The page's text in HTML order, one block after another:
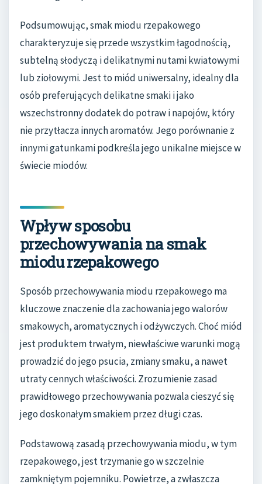
Podsumowując, smak miodu rzepakowego
charakteryzuje się przede wszystkim łagodnością,
subtelną słodyczą i delikatnymi nutami kwiatowymi
lub ziołowymi. Jest to miód uniwersalny, idealny dla
osób preferujących delikatne smaki i jako
wszechstronny dodatek do potraw i napojów, który
nie przytłacza innych aromatów. Jego porównanie z
innymi gatunkami podkreśla jego unikalne miejsce w
świecie miodów.
Wpływ sposobu
przechowywania na smak
miodu rzepakowego
Sposób przechowywania miodu rzepakowego ma
kluczowe znaczenie dla zachowania jego walorów
smakowych, aromatycznych i odżywczych. Choć miód
jest produktem trwałym, niewłaściwe warunki mogą
prowadzić do jego psucia, zmiany smaku, a nawet
utraty cennych właściwości. Zrozumienie zasad
prawidłowego przechowywania pozwala cieszyć się
jego doskonałym smakiem przez długi czas.
Podstawową zasadą przechowywania miodu, w tym
rzepakowego, jest trzymanie go w szczelnie
zamkniętym pojemniku. Powietrze, a zwłaszcza